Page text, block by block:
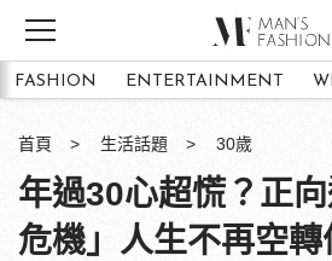
FASHION ENTERTAINMENT
首頁 生活話題 30歲
年過30心超慌？正
危機」人生不再空轉